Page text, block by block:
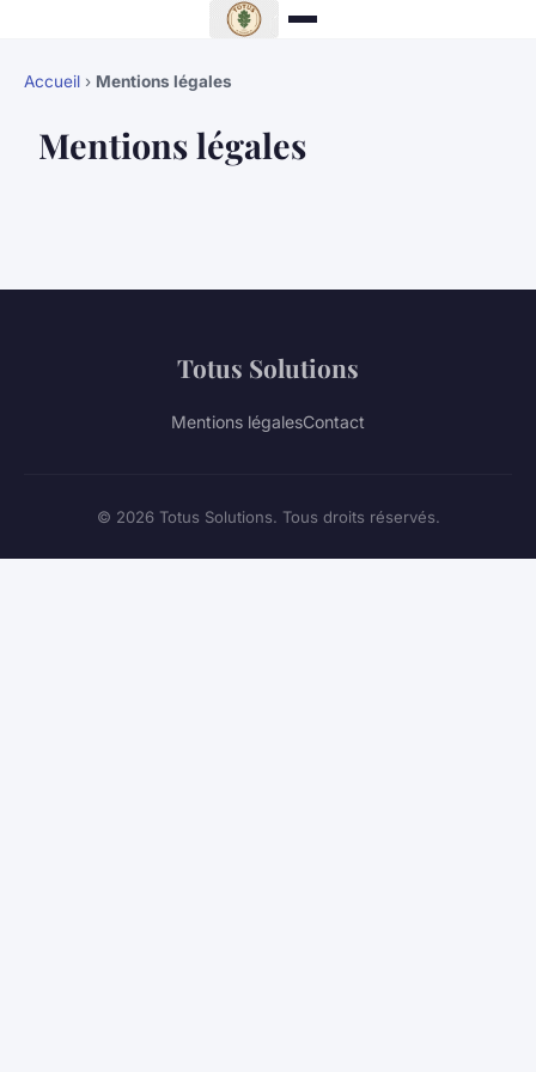
Accueil › Mentions légales
Mentions légales
Totus Solutions
Mentions légalesContact
© 2026 Totus Solutions. Tous droits réservés.